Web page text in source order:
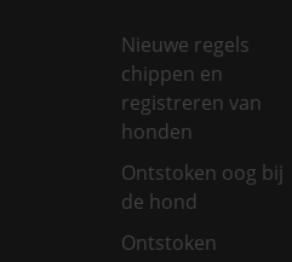
Nieuwe regels
chippen en
registreren van
honden
Ontstoken oog bij
de hond
Ontstoken